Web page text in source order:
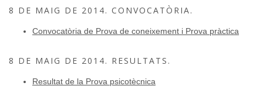
8 DE MAIG DE 2014. CONVOCATÒRIA.
Convocatòria de Prova de coneixement i Prova pràctica
8 DE MAIG DE 2014. RESULTATS.
Resultat de la Prova psicotècnica